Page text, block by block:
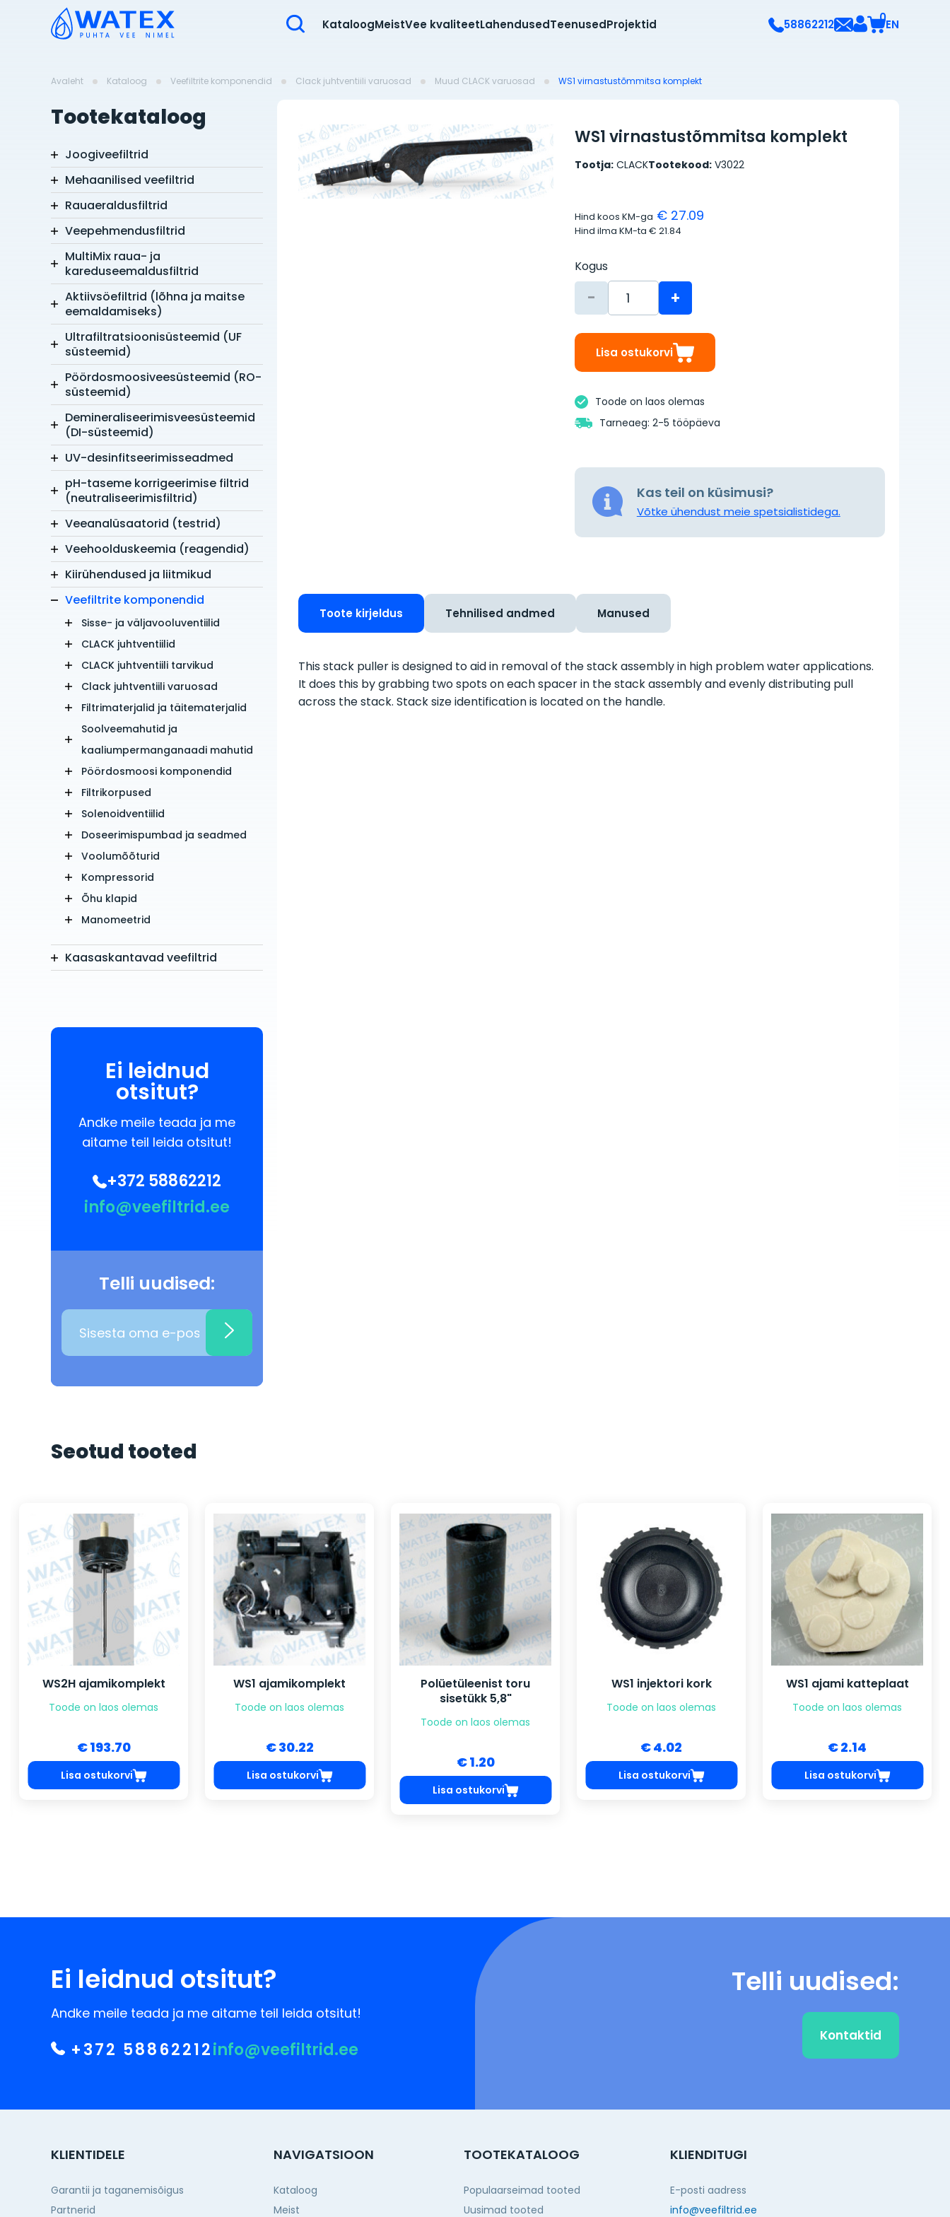
KataloogMeistVee kvaliteetLahendusedTeenusedProjektid 58862212 0EN
Avaleht Kataloog Veefiltrite komponendid Clack juhtventiili varuosad Muud CLACK varuosad WS1 virnastustõmmitsa komplekt
Tootekataloog
Joogiveefiltrid
Mehaanilised veefiltrid
Rauaeraldusfiltrid
Veepehmendusfiltrid
MultiMix raua- ja
kareduseemaldusfiltrid
Aktiivsöefiltrid (lõhna ja maitse
eemaldamiseks)
Ultrafiltratsioonisüsteemid (UF
süsteemid)
Pöördosmoosiveesüsteemid (RO-
süsteemid)
Demineraliseerimisveesüsteemid
(DI-süsteemid)
UV-desinfitseerimisseadmed
pH-taseme korrigeerimise filtrid
(neutraliseerimisfiltrid)
Veeanalüsaatorid (testrid)
Veehoolduskeemia (reagendid)
Kiirühendused ja liitmikud
Veefiltrite komponendid
Sisse- ja väljavooluventiilid
CLACK juhtventiilid
CLACK juhtventiili tarvikud
Clack juhtventiili varuosad
Filtrimaterjalid ja täitematerjalid
Soolveemahutid ja
kaaliumpermanganaadi mahutid
Pöördosmoosi komponendid
Filtrikorpused
Solenoidventiilid
Doseerimispumbad ja seadmed
Voolumõõturid
Kompressorid
Õhu klapid
Manomeetrid
Kaasaskantavad veefiltrid
Ei leidnud
otsitut?
Andke meile teada ja me
aitame teil leida otsitut!
+372 58862212
info@veefiltrid.ee
Telli uudised:
WS1 virnastustõmmitsa komplekt
Tootja: CLACKTootekood:V3022
Hind koos KM-ga € 27.09
Hind ilma KM-ta € 21.84
Kogus
- +
Lisa ostukorvi
Toode on laos olemas
Tarneaeg: 2-5 tööpäeva
Kas teil on küsimusi?
Võtke ühendust meie spetsialistidega.
Toote kirjeldus Tehnilised andmed Manused
This stack puller is designed to aid in removal of the stack assembly in high problem water applications.
It does this by grabbing two spots on each spacer in the stack assembly and evenly distributing pull
across the stack. Stack size identification is located on the handle.
Seotud tooted
WS2H ajamikomplekt
Toode on laos olemas
€ 193.70
Lisa ostukorvi
WS1 ajamikomplekt
Toode on laos olemas
€ 30.22
Lisa ostukorvi
Polüetüleenist toru
sisetükk 5,8"
Toode on laos olemas
€ 1.20
Lisa ostukorvi
WS1 injektori kork
Toode on laos olemas
€ 4.02
Lisa ostukorvi
WS1 ajami katteplaat
Toode on laos olemas
€ 2.14
Lisa ostukorvi
Ei leidnud otsitut?
Andke meile teada ja me aitame teil leida otsitut!
+372 58862212info@veefiltrid.ee
Telli uudised:
Kontaktid
KLIENTIDELE
Garantii ja taganemisõigus
Partnerid
NAVIGATSIOON
Kataloog
Meist
TOOTEKATALOOG
Populaarseimad tooted
Uusimad tooted
KLIENDITUGI
E-posti aadress
info@veefiltrid.ee